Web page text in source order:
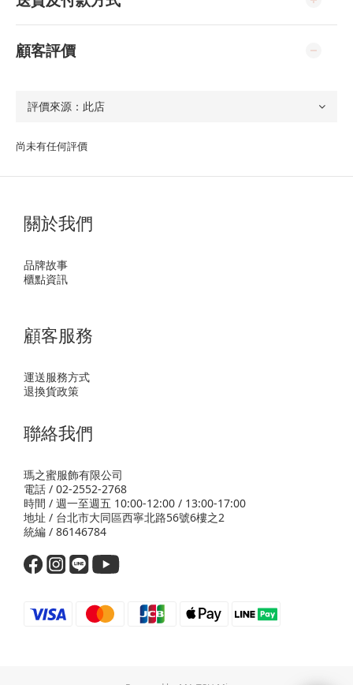
顧客評價
尚未有任何評價
關於我們
品牌故事
櫃點資訊
顧客服務
運送服務方式
退換貨政策
聯絡我們
瑪之蜜服飾有限公司
電話 / 02-2552-2768
時間 / 週一至週五 10:00-12:00 / 13:00-17:00
地址 / 台北市大同區西寧北路56號6樓之2
統編 / 86146784